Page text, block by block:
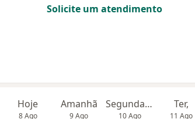
Solicite um atendimento
Hoje
8 Ago
Amanhã
9 Ago
Segunda-feira
10 Ago
Ter,
11 Ago